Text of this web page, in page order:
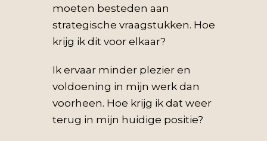
moeten besteden aan
strategische vraagstukken. Hoe
krijg ik dit voor elkaar?
Ik ervaar minder plezier en
voldoening in mijn werk dan
voorheen. Hoe krijg ik dat weer
terug in mijn huidige positie?